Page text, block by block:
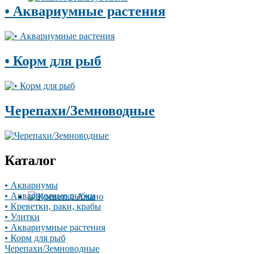
• Аквариумные растения
• Корм для рыб
Черепахи/Земноводные
Каталог
• Аквариумы
• Аквариумные рыбки
• Креветки, раки, крабы
• Улитки
• Аквариумные растения
• Корм для рыб
Черепахи/Земноводные